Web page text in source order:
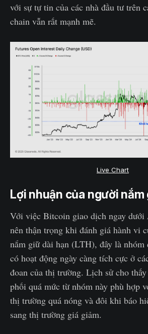
với sự tự tin của các nhà đầu tư trên
chain vẫn rất mạnh mẽ.
Live Chart
Lợi nhuận của người nắm
Với việc Bitcoin giao dịch ngay dưới
nên thận trọng khi đánh giá hành vi
nắm giữ dài hạn (LTH), đây là nhóm
có hoạt động ngày càng tích cực ở
đoan của thị trường. Lịch sử cho
phối quá mức từ nhóm này phù hợp
thị trường quá nóng và đôi khi báo
sang thị trường giá giảm.